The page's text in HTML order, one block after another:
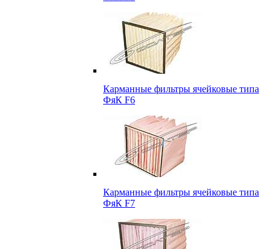
Карманные фильтры ячейковые типа
ФяК F6
Карманные фильтры ячейковые типа
ФяК F7